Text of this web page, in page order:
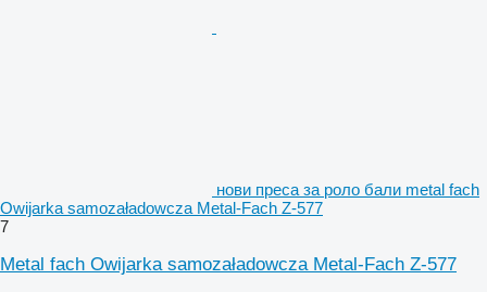
нови преса за роло бали metal fach
Owijarka samozaładowcza Metal-Fach Z-577
7
Metal fach Owijarka samozaładowcza Metal-Fach Z-577